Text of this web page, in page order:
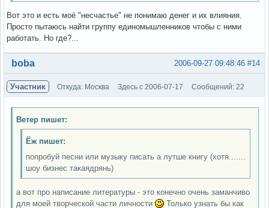
Вот это и есть моё "несчастье" не понимаю денег и их влияния.
Просто пытаюсь найти группу единомышленников чтобы с ними
работать. Но где?...
Вне форума #14
2006-09-27 09:48:46
boba
Участник Откуда: Москва Здесь с 2006-07-17 Сообщений: 22
Ветер пишет:
Ёж пишет:
попробуй песни или музыку писать а лутше книгу (хотя.......
шоу бизнес такаядрянь)
а вот про написание литературы - это конечно очень заманчиво
для моей творческой части личности
Только узнать бы как